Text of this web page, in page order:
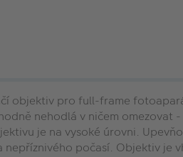
objektiv pro full-frame
nehodlá v ničem
je na vysoké úrovni.
počasí. Objektiv je